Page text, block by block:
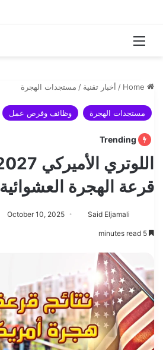
Menu
/ أخبار تقنية / مستجدات الهجرة
مستجدات الهجرة وظائف وفرص عمل
قرعة الهجرة العشوائية
Said Eljamali
October 10, 2025